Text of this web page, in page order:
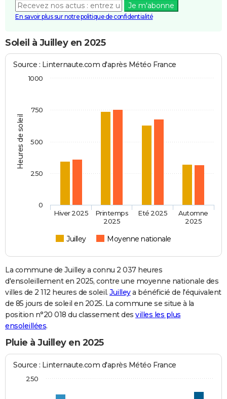
Je m'abonne
En savoir plus sur notre politique de confidentialité
Soleil à Juilley en 2025
Heures de soleil
Source : Linternaute.com d'après Météo France
Juilley Moyenne nationale
Hiver 2025
Printemps
2025
Eté 2025
Automne
2025
0
250
500
750
1000
La commune de Juilley a connu 2 037 heures
d'ensoleillement en 2025, contre une moyenne nationale des
villes de 2 112 heures de soleil. Juilleya bénéficié de l'équivalent
de 85 jours de soleil en 2025. La commune se situe à la
position n°20 018 du classement des villes les plus
ensoleillées.
Pluie à Juilley en 2025
Source : Linternaute.com d'après Météo France
250